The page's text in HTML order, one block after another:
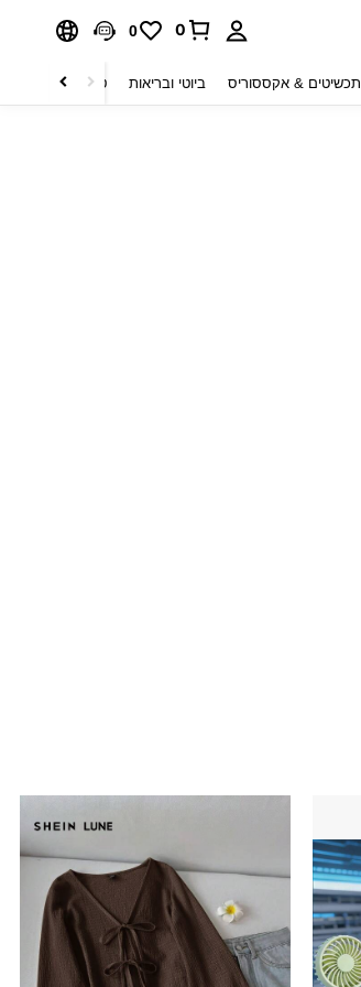
0
0
תכשיטים & אקססוריס ביוטי ובריאות טקסטיל לבית